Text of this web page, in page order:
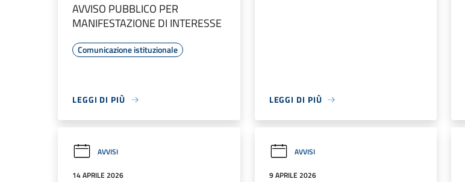
AVVISO PUBBLICO PER
MANIFESTAZIONE DI INTERESSE
Comunicazione istituzionale
LEGGI DI PIÙ LEGGI DI PIÙ
AVVISI
14 APRILE 2026
AVVISI
9 APRILE 2026